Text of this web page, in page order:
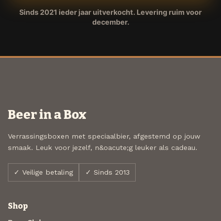
Sinds 2021 ieder jaar uitverkocht. Levering ruim voor
december.
Beer in a Box
Verrassingsboxen met speciaalbier, afgestemd op jouw
smaak. Leuk voor jezelf, n&oacute;g leuker als cadeau.
✓ Veilige betaling ✓ Sinds 2013
Shop